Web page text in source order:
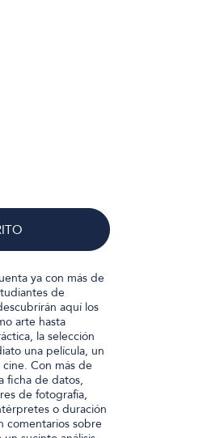
ya con más de
de
aquí los
arte hasta
la selección
una película, un
Con más de
ficha de datos,
de fotografía,
o duración
comentarios sobre